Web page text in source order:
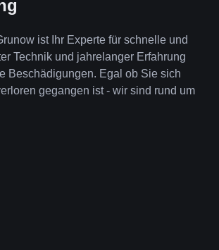
ist Ihr Experte für schnelle und
Technik und jahrelanger Erfahrung
Beschädigungen. Egal ob Sie sich
gegangen ist - wir sind rund um